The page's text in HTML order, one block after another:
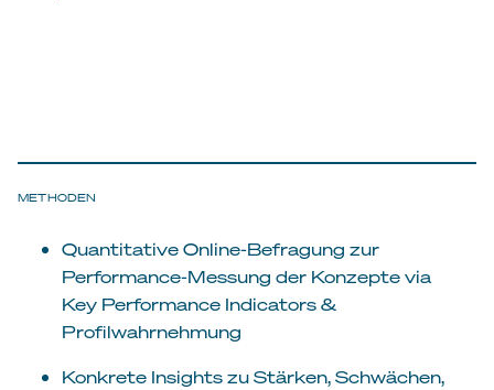
METHODEN
Quantitative Online-Befragung zur
Performance-Messung der Konzepte via
Key Performance Indicators &
Profilwahrnehmung
Konkrete Insights zu Stärken, Schwächen,